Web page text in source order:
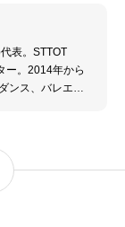
表。STTOT
ー。2014年から
ンス、バレエ、
成アドバイザ